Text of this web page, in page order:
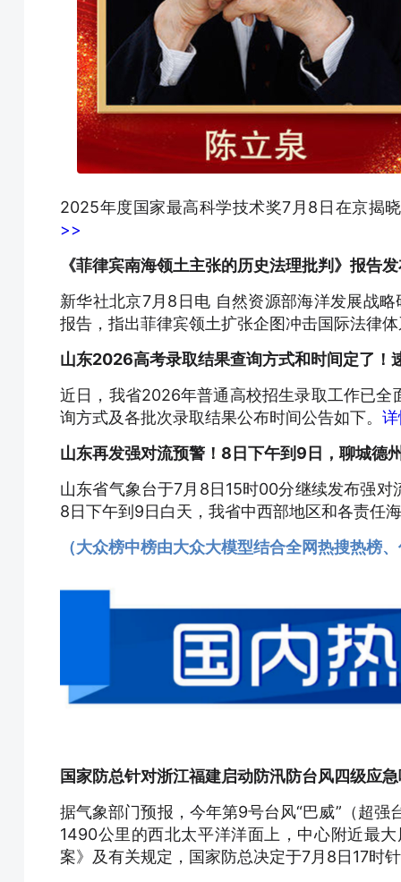
2025年度国家最高科学技术奖7月8日在京揭
>>
《菲律宾南海领土主张的历史法理批判》报告
新华社北京7月8日电 自然资源部海洋发展战
报告，指出菲律宾领土扩张企图冲击国际法律
山东2026高考录取结果查询方式和时间定了！
近日，我省2026年普通高校招生录取工作已
询方式及各批次录取结果公布时间公告如下。
山东再发强对流预警！8日下午到9日，聊城德
山东省气象台于7月8日15时00分继续发布强
8日下午到9日白天，我省中西部地区和各责任
（大众榜中榜由大众大模型结合全网热搜热榜
国家防总针对浙江福建启动防汛防台风四级应
据气象部门预报，今年第9号台风“巴威”（超
1490公里的西北太平洋洋面上，中心附近最
案》及有关规定，国家防总决定于7月8日17时